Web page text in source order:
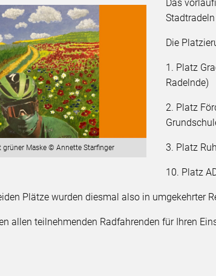
grüner Maske © Annette Starfinger
Das
Die
1. Platz
Radelnde)
2. Platz
3. Platz
10. Platz
Plätze wurden diesmal also in umgekehrter
allen teilnehmenden Radfahrenden für Ihren